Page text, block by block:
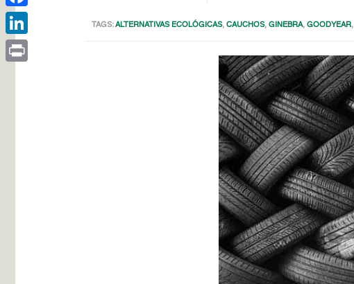
TAGS:ALTERNATIVAS ECOLÓGICAS,CAUCHOS,GINEBRA,GOODYEAR,
Facebook
LinkedIn